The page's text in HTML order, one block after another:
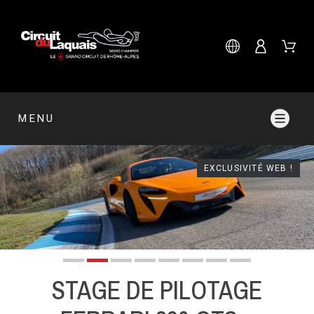
MENU
EXCLUSIVITÉ WEB !
STAGE DE PILOTAGE